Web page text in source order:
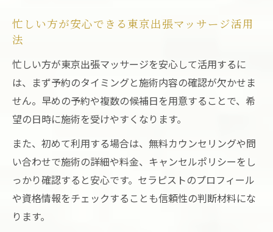
忙しい方が安心できる東京出張マッサージ活用
法
忙しい方が東京出張マッサージを安心して活用するに
は、まず予約のタイミングと施術内容の確認が欠かせま
せん。早めの予約や複数の候補日を用意することで、希
望の日時に施術を受けやすくなります。
また、初めて利用する場合は、無料カウンセリングや問
い合わせで施術の詳細や料金、キャンセルポリシーをし
っかり確認すると安心です。セラピストのプロフィール
や資格情報をチェックすることも信頼性の判断材料にな
ります。